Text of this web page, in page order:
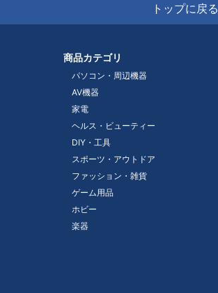
トップに戻る
商品カテゴリ
パソコン・周辺機器
AV機器
家電
ヘルス・ビューティー
DIY・工具
スポーツ・アウトドア
ファッション・雑貨
ゲーム用品
ホビー
楽器